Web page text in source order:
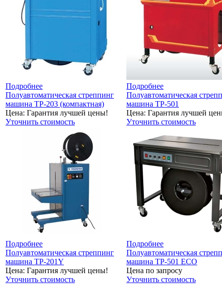
Подробнее
Полуавтоматическая стреппинг
машина TP-203 (компактная)
Цена: Гарантия лучшей цены!
Уточнить стоимость
Подробнее
Полуавтоматическая
машина ТР-501
Цена: Гарантия лучшей
Уточнить стоимость
Подробнее
Полуавтоматическая стреппинг
машина TP-201Y
Цена: Гарантия лучшей цены!
Уточнить стоимость
Подробнее
Полуавтоматическая
машина TP-501 ECO
Цена по запросу
Уточнить стоимость